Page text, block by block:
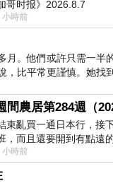
哥时报》2026.8.7
小時前
月。他們或許只需一半
，比平常更謹慎。她找
束亂買一通日本行，接
，而且還要開到有點遠
不少錢，星期一出門上
小時前